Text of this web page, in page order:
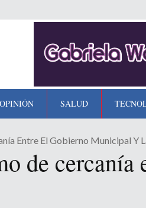
OPINIÓN SALUD
Entre El Gobierno Municipal Y
de